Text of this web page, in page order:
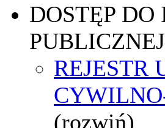
DOSTĘP
PUBLICZNEJ
REJESTR
(rozwiń)